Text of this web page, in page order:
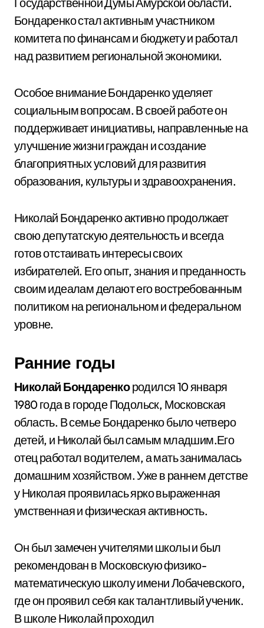
Бондаренко стал активным участником
комитета по финансам и бюджету и работал
над развитием региональной экономики.
Особое внимание Бондаренко уделяет
социальным вопросам. В своей работе он
поддерживает инициативы, направленные на
улучшение жизни граждан и создание
благоприятных условий для развития
образования, культуры и здравоохранения.
Николай Бондаренко активно продолжает
свою депутатскую деятельность и всегда
готов отстаивать интересы своих
избирателей. Его опыт, знания и преданность
своим идеалам делают его востребованным
политиком на региональном и федеральном
уровне.
Ранние годы
Николай Бондаренкородился 10 января
1980 года в городе Подольск, Московская
область. В семье Бондаренко было четверо
детей, и Николай был самым младшим.Его
отец работал водителем, а мать занималась
домашним хозяйством. Уже в раннем детстве
у Николая проявилась ярко выраженная
умственная и физическая активность.
Он был замечен учителями школы и был
рекомендован в Московскую физико-
математическую школу имени Лобачевского,
где он проявил себя как талантливый ученик.
В школе Николай проходил